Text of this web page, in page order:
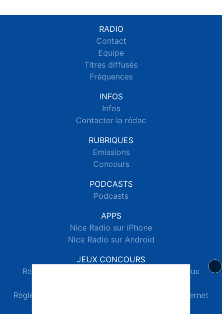
RADIO
Contact
Equipe
Titres diffusés
Fréquences
INFOS
Infos
Contacter la rédac
RUBRIQUES
Emissions
Concours
PODCASTS
Podcasts
APPS
Nice Radio sur iPhone
Nice Radio sur Android
JEUX CONCOURS
Règlements des jeux concours réseaux sociaux
Règlements des jeux concours téléphone et internet